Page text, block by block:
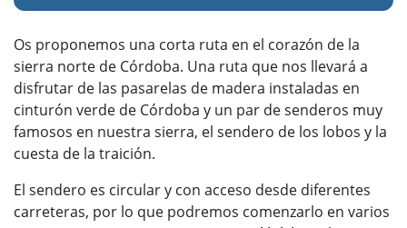
Os proponemos una corta ruta en el corazón de la
sierra norte de Córdoba. Una ruta que nos llevará a
disfrutar de las pasarelas de madera instaladas en
cinturón verde de Córdoba y un par de senderos muy
famosos en nuestra sierra, el sendero de los lobos y la
cuesta de la traición.
El sendero es circular y con acceso desde diferentes
carreteras, por lo que podremos comenzarlo en varios